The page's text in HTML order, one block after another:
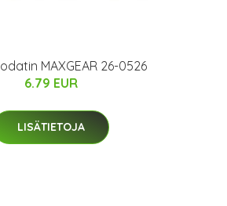
MAXGEAR 26-0526
6.79 EUR
LISÄTIETOJA